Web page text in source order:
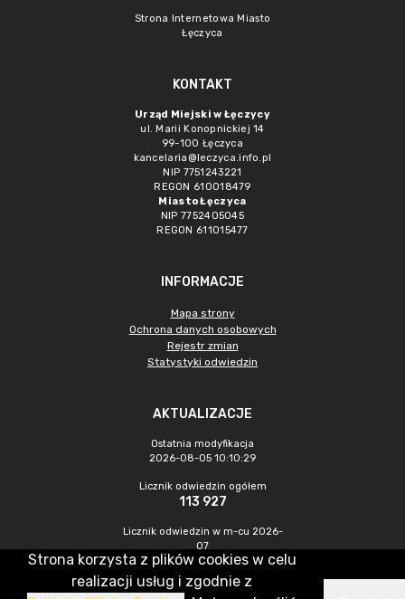
Strona Internetowa Miasto
Łęczyca
KONTAKT
Urząd Miejski w Łęczycy
ul. Marii Konopnickiej 14
99-100 Łęczyca
kancelaria@leczyca.info.pl
NIP 7751243221
REGON 610018479
Miasto Łęczyca
NIP 7752405045
REGON 611015477
INFORMACJE
Mapa strony
Ochrona danych osobowych
Rejestr zmian
Statystyki odwiedzin
AKTUALIZACJE
Ostatnia modyfikacja
2026-08-05 10:10:29
Licznik odwiedzin ogółem
113 927
Licznik odwiedzin w m-cu 2026-
07
446
Strona korzysta z plików cookies w celu
realizacji usług i zgodnie z